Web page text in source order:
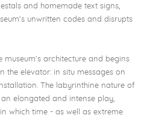
and homemade text signs,
unwritten codes and disrupts
museum's architecture and begins
the elevator: in situ messages on
The labyrinthine nature of
elongated and intense play,
which time - as well as extreme